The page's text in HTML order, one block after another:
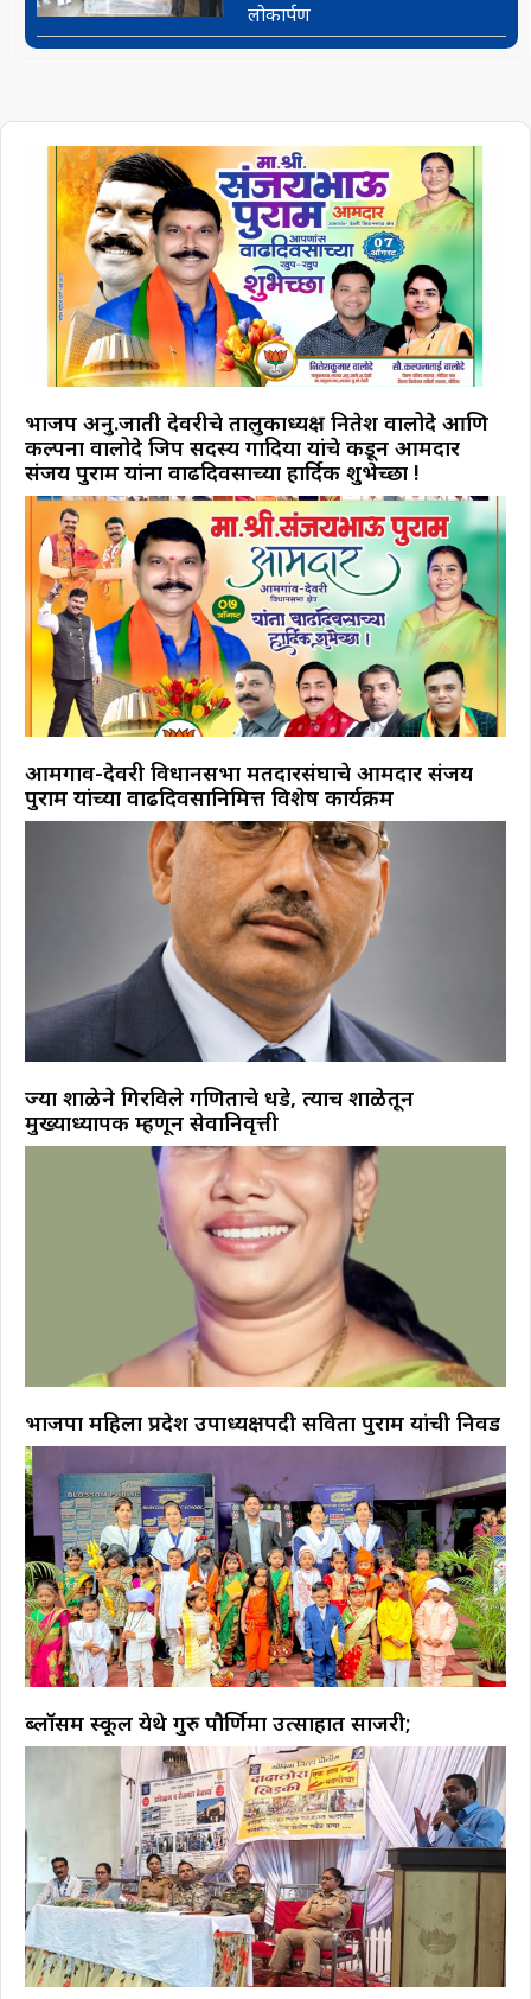
लोकार्पण
भाजप अनु.जाती देवरीचे तालुकाध्यक्ष नितेश वालोदे आणि
कल्पना वालोदे जिप सदस्य गोंदिया यांचे कडून आमदार
संजय पुराम यांना वाढदिवसाच्या हार्दिक शुभेच्छा !
आमगाव-देवरी विधानसभा मतदारसंघाचे आमदार संजय
पुराम यांच्या वाढदिवसानिमित्त विशेष कार्यक्रम
ज्या शाळेने गिरविले गणिताचे धडे, त्याच शाळेतून
मुख्याध्यापक म्हणून सेवानिवृत्ती
भाजपा महिला प्रदेश उपाध्यक्षपदी सविता पुराम यांची निवड
ब्लॉसम स्कूल येथे गुरु पौर्णिमा उत्साहात साजरी;